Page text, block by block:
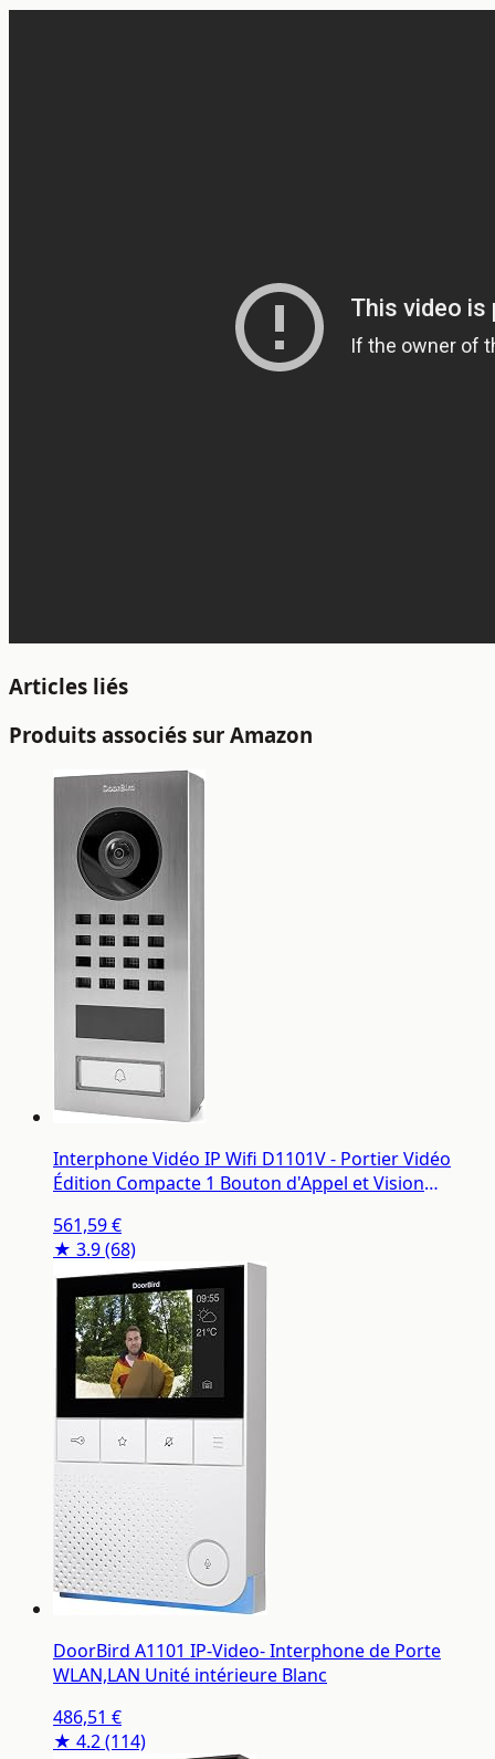
Articles liés
Produits associés sur Amazon
Interphone Vidéo IP Wifi D1101V - Portier Vidéo
Édition Compacte 1 Bouton d'Appel et Vision
Détecteur de Mouvement - Accessoires Inclus - Inox
- Doorbird
561,59 €
★ 3.9(68)
DoorBird A1101 IP-Video- Interphone de Porte
WLAN,LAN Unité intérieure Blanc
486,51 €
★ 4.2(114)